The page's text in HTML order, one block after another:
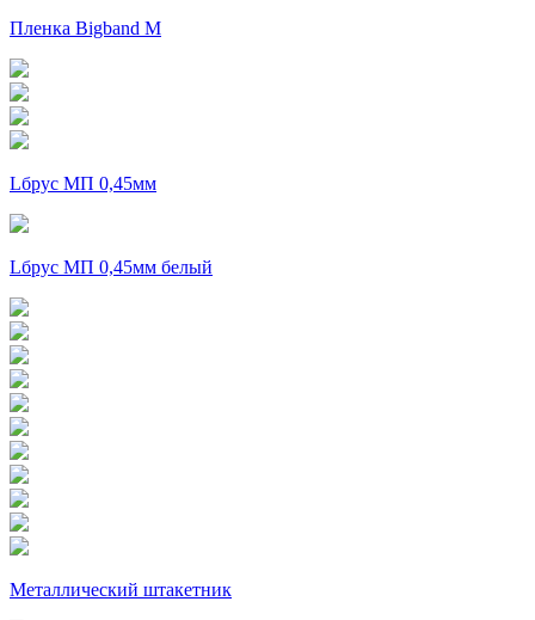
Пленка Bigband M
Lбрус МП 0,45мм
Lбрус МП 0,45мм белый
Металлический штакетник